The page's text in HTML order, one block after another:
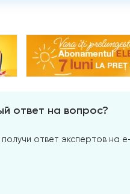
ответ на вопрос?
ответ экспертов на